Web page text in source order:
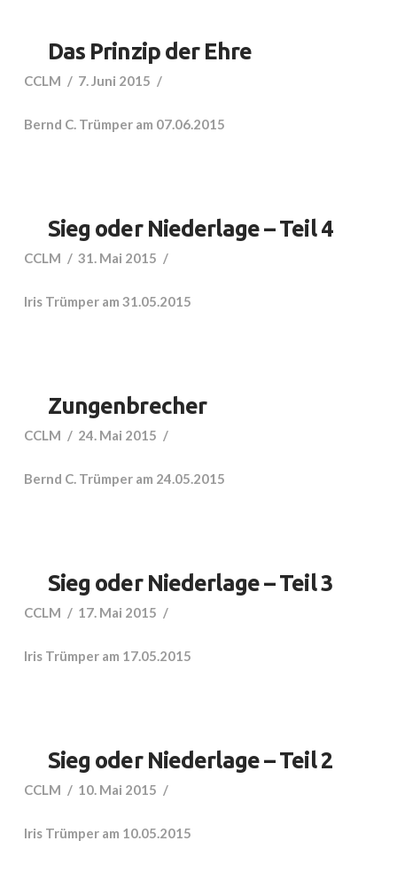
Das Prinzip der Ehre
CCLM 7. Juni 2015
Bernd C. Trümper am 07.06.2015
Sieg oder Niederlage – Teil 4
CCLM 31. Mai 2015
Iris Trümper am 31.05.2015
Zungenbrecher
CCLM 24. Mai 2015
Bernd C. Trümper am 24.05.2015
Sieg oder Niederlage – Teil 3
CCLM 17. Mai 2015
Iris Trümper am 17.05.2015
Sieg oder Niederlage – Teil 2
CCLM 10. Mai 2015
Iris Trümper am 10.05.2015